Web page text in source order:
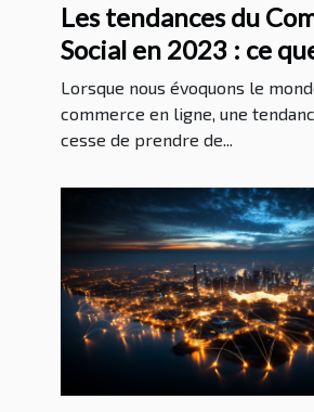
Les tendances du
Social en 2023 : ce
entreprises doivent
réussir
Lorsque nous évoquons le
commerce en ligne, une
cesse de prendre de...